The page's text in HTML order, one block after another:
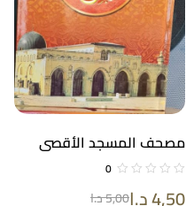
مصحف المسجد الأقصى
ورق كريمي فاخر لفظ الجلالة
0
5,00د.ا 4,50د.ا